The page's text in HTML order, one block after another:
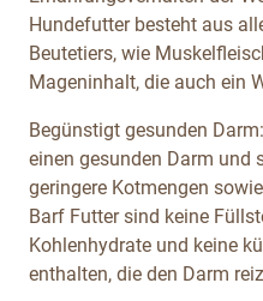
Hundefutter besteht aus
Beutetiers, wie
Mageninhalt, die auch ein
Begünstigt gesunden
einen gesunden Darm und
geringere Kotmengen
Barf Futter sind keine
Kohlenhydrate und keine
enthalten, die den Darm